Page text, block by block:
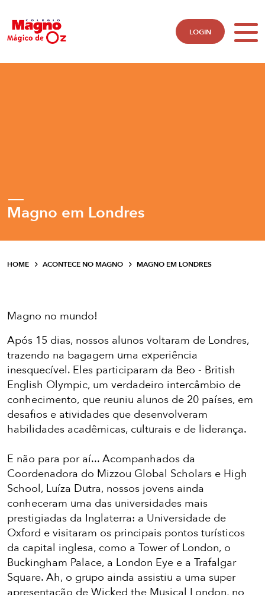
LOGIN
Magno em Londres
HOME ACONTECE NO MAGNO MAGNO EM LONDRES
Magno no mundo!
Após 15 dias, nossos alunos voltaram de Londres,
trazendo na bagagem uma experiência
inesquecível. Eles participaram da Beo - British
English Olympic, um verdadeiro intercâmbio de
conhecimento, que reuniu alunos de 20 países, em
desafios e atividades que desenvolveram
habilidades acadêmicas, culturais e de liderança.
E não para por aí... Acompanhados da
Coordenadora do Mizzou Global Scholars e High
School, Luíza Dutra, nossos jovens ainda
conheceram uma das universidades mais
prestigiadas da Inglaterra: a Universidade de
Oxford e visitaram os principais pontos turísticos
da capital inglesa, como a Tower of London, o
Buckingham Palace, a London Eye e a Trafalgar
Square. Ah, o grupo ainda assistiu a uma super